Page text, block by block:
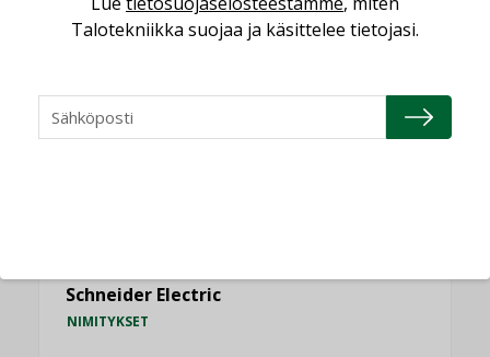
NIMITYKSET
Schneider Electric
NIMITYKSET
Talotekniikka suojaa ja käsittelee tietojasi.